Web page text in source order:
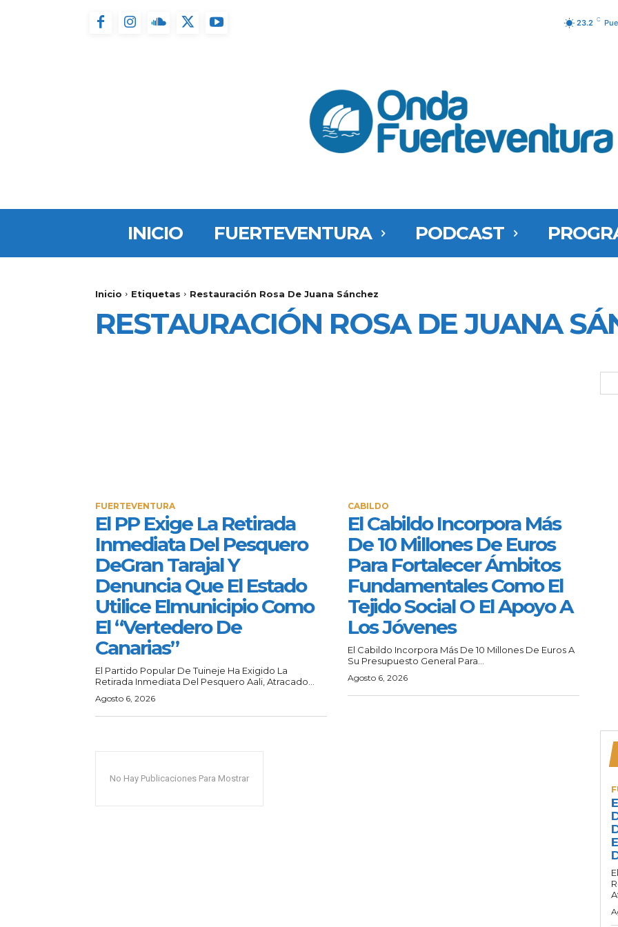
23.2 C
INICIO FUERTEVENTURA PODCAST
Inicio Etiquetas Restauración Rosa De Juana Sánchez
RESTAURACIÓN ROSA DE JUANA
FUERTEVENTURA
El PP Exige La Retirada
Inmediata Del Pesquero
DeGran Tarajal Y
Denuncia Que El Estado
Utilice Elmunicipio Como
El “vertedero De
Canarias”
El Partido Popular De Tuineje Ha Exigido La
Retirada Inmediata Del Pesquero Aali, Atracado...
Agosto 6, 2026
CABILDO
El Cabildo Incorpora Más
De 10 Millones De Euros
Para Fortalecer Ámbitos
Fundamentales Como El
Tejido Social O El Apoyo A
Los Jóvenes
El Cabildo Incorpora Más De 10 Millones De Euros A
Su Presupuesto General Para...
Agosto 6, 2026
No Hay Publicaciones Para Mostrar